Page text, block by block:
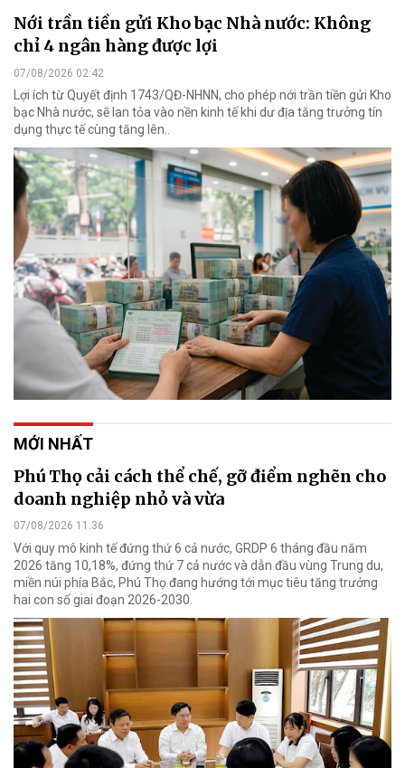
Nới trần tiền gửi Kho bạc Nhà nước: Không
chỉ 4 ngân hàng được lợi
07/08/2026 02:42
Lợi ích từ Quyết định 1743/QĐ-NHNN, cho phép nới trần tiền gửi Kho
bạc Nhà nước, sẽ lan tỏa vào nền kinh tế khi dư địa tăng trưởng tín
dụng thực tế cùng tăng lên..
MỚI NHẤT
Phú Thọ cải cách thể chế, gỡ điểm nghẽn cho
doanh nghiệp nhỏ và vừa
07/08/2026 11:36
Với quy mô kinh tế đứng thứ 6 cả nước, GRDP 6 tháng đầu năm
2026 tăng 10,18%, đứng thứ 7 cả nước và dẫn đầu vùng Trung du,
miền núi phía Bắc, Phú Thọ đang hướng tới mục tiêu tăng trưởng
hai con số giai đoạn 2026-2030.